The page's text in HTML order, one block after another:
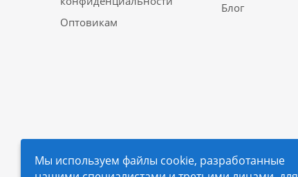
Оптовикам
Блог
Мы используем файлы cookie, разработанные